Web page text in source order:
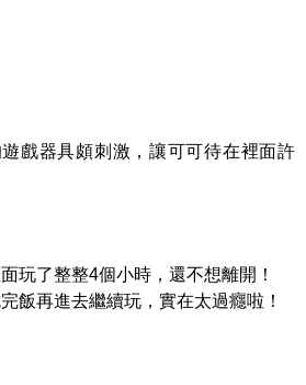
戲器具頗刺激，讓可可待在裡面許
玩了整整4個小時，還不想離開！
飯再進去繼續玩，實在太過癮啦！